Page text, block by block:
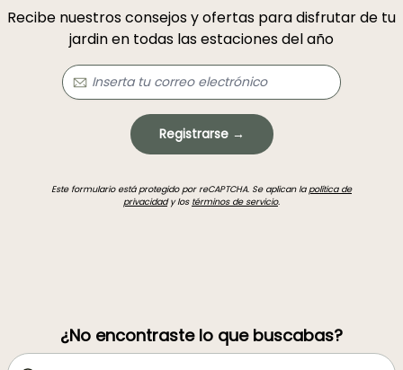
Recibe nuestros consejos y ofertas para disfrutar de tu
jardin en todas las estaciones del año
Registrarse →
Este formulario está protegido por reCAPTCHA. Se aplican lapolítica de
privacidady los términos de servicio.
¿No encontraste lo que buscabas?